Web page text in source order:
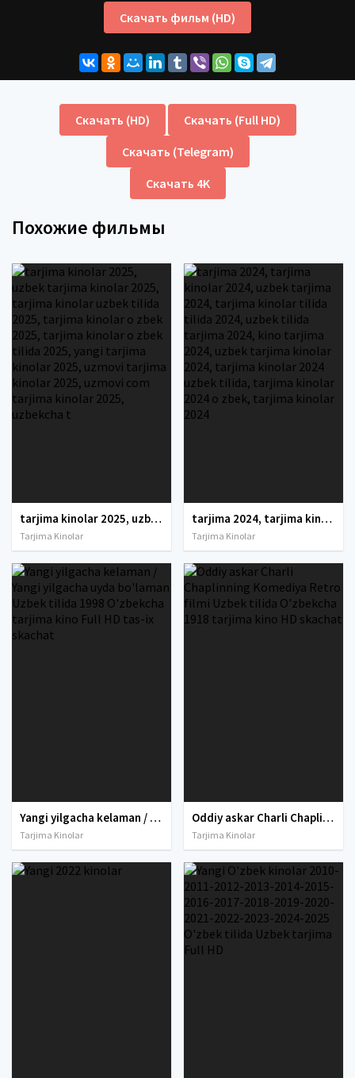
Скачать фильм (HD)
Скачать (HD)
Скачать (Full HD)
Скачать (Telegram)
Скачать 4K
Похожие фильмы
tarjima kinolar 2025, uzbek tarjima kinolar 2025, tarjima kinolar uzbek tilida 2025, tarjima kinolar o zbek 2025, tarjima kinolar o zbek tilida 2025, yangi tarjima kinolar 2025, uzmovi tarjima kinolar 2025, uzmovi com tarjima kinolar 2025, uzbekcha t
Tarjima Kinolar
tarjima 2024, tarjima kinolar 2024, uzbek tarjima 2024, tarjima kinolar tilida tilida 2024, uzbek tilida tarjima 2024, kino tarjima 2024, uzbek tarjima kinolar 2024, tarjima kinolar 2024 uzbek tilida, tarjima kinolar 2024 o zbek, tarjima kinolar 2024
Tarjima Kinolar
Yangi yilgacha kelaman / Yangi yilgacha uyda bo'laman Uzbek tilida 1998 O'zbekcha tarjima kino Full HD tas-ix skachat
Tarjima Kinolar
Oddiy askar Charli Chaplinning Komediya Retro filmi Uzbek tilida O'zbekcha 1918 tarjima kino HD skachat
Tarjima Kinolar